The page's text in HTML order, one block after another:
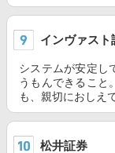
インヴァスト
システムが安定し
うもんできること
も、親切におしえ
松井証券